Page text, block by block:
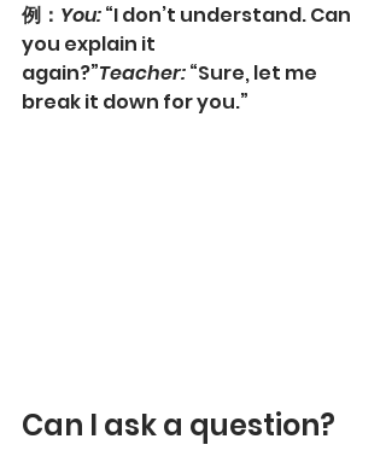
例： You: “I don’t understand. Can
you explain it
again?”Teacher: “Sure, let me
break it down for you.”
Can I ask a question?